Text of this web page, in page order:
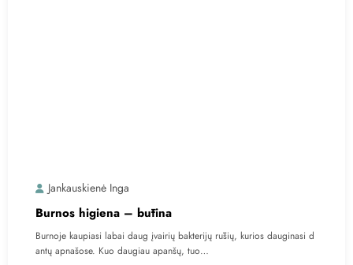
Jankauskienė Inga
Burnos higiena – būtina
Burnoje kaupiasi labai daug įvairių bakterijų rūšių, kurios dauginasi d
antų apnašose. Kuo daugiau apanšų, tuo…